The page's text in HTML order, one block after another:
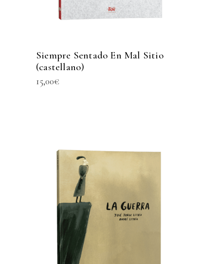
Siempre Sentado En Mal Sitio
(castellano)
15,00€